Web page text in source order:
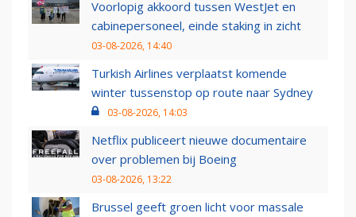
Voorlopig akkoord tussen WestJet en
cabinepersoneel, einde staking in zicht
03-08-2026, 14:40
Turkish Airlines verplaatst komende
winter tussenstop op route naar Sydney
03-08-2026, 14:03
Netflix publiceert nieuwe documentaire
over problemen bij Boeing
03-08-2026, 13:22
Brussel geeft groen licht voor massale